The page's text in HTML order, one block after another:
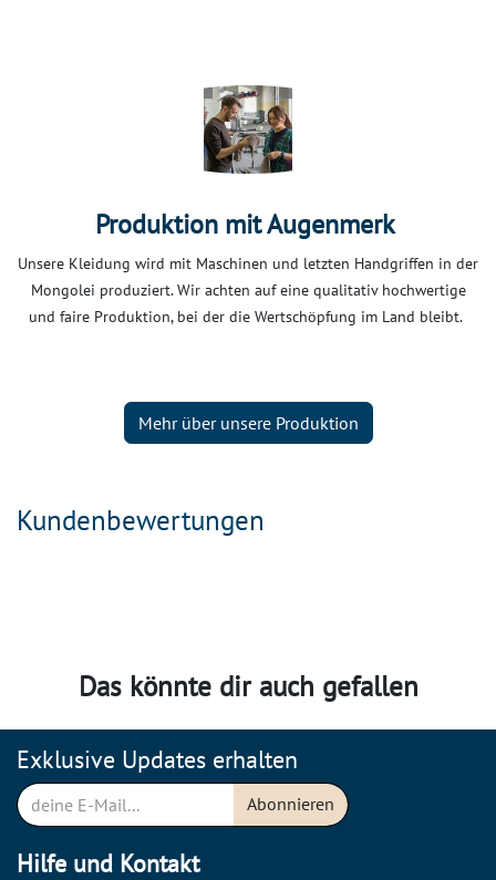
Produktion mit Augenmerk
Unsere Kleidung wird mit Maschinen und letzten Handgriffen in der
Mongolei produziert. Wir achten auf eine qualitativ hochwertige
und faire Produktion, bei der die Wertschöpfung im Land bleibt.
Mehr über unsere Produktion
Kundenbewertungen
Das könnte dir auch gefallen
Hilfe und Kontakt
Exklusive Updates erhalten
Abonnieren